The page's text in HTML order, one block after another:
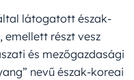
látogatott észak-
emellett részt vesz
és mezőgazdasági
nevű észak-koreai